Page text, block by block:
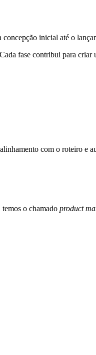
inicial até o
fase contribui para criar
com o roteiro e
o chamado product